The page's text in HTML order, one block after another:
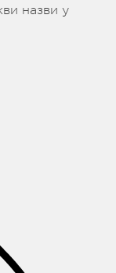
назви у